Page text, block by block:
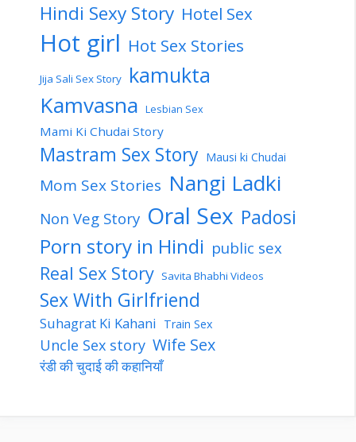
Hindi Sexy Story Hotel Sex
Hot girl Hot Sex Stories
Jija Sali Sex Story kamukta
Kamvasna Lesbian Sex
Mami Ki Chudai Story
Mastram Sex Story Mausi ki Chudai
Mom Sex Stories Nangi Ladki
Non Veg Story Oral Sex Padosi
Porn story in Hindi public sex
Real Sex Story Savita Bhabhi Videos
Sex With Girlfriend
Suhagrat Ki Kahani Train Sex
Uncle Sex story Wife Sex
रंडी की चुदाई की कहानियाँ